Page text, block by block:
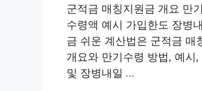
군적금 매칭지원금 개요 만
수령액 예시 가입한도 장병
금 쉬운 계산법은 군적금 매
개요와 만기수령 방법, 예시,
및 장병내일 …